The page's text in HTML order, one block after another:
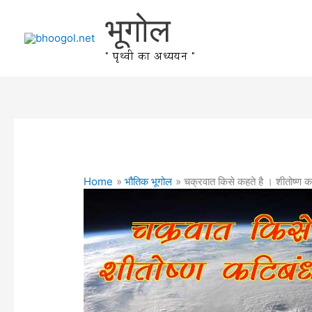
content
भूगोल
" पृथ्वी का अध्ययन "
Home भौतिक भूगोल चक्रवात किसे कहते है ।